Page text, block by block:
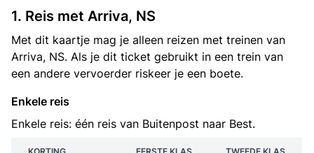
1. Reis met Arriva, NS
Met dit kaartje mag je alleen reizen met treinen van
Arriva, NS. Als je dit ticket gebruikt in een trein van
een andere vervoerder riskeer je een boete.
Enkele reis
Enkele reis: één reis van Buitenpost naar Best.